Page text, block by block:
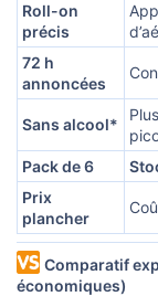
Roll-on
précis
72 h
annoncées
Sans alcool*
Plus
Pack de 6
Prix
plancher
Comparatif
économiques)